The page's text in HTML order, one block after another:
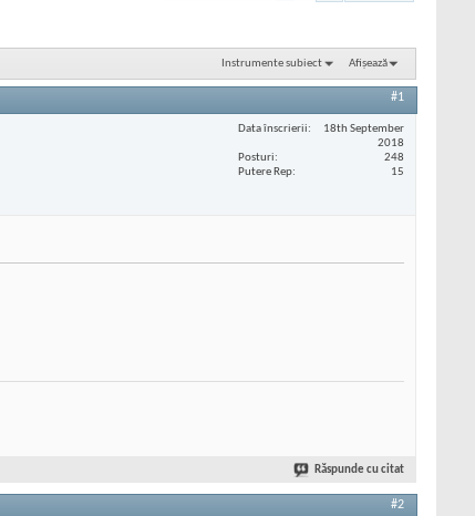
Instrumente subiect Afișează
#1
Data înscrierii
18th September
2018
Posturi
248
Putere Rep
15
Răspunde cu citat
#2